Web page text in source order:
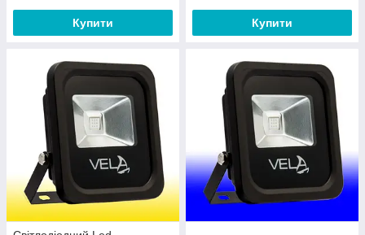
Купити Купити